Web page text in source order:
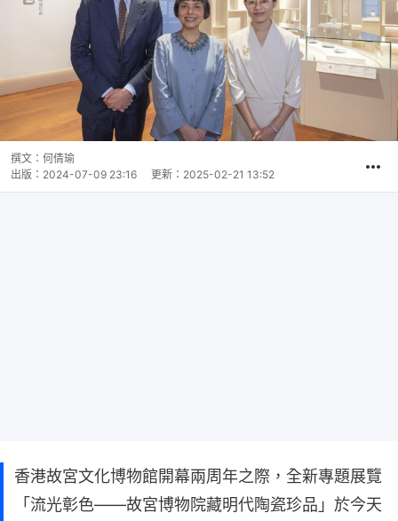
撰文： 何倩瑜
出版： 2024-07-09 23:16 更新： 2025-02-21 13:52
香港故宮文化博物館開幕兩周年之際，全新專題展覽
「流光彰色——故宮博物院藏明代陶瓷珍品」於今天